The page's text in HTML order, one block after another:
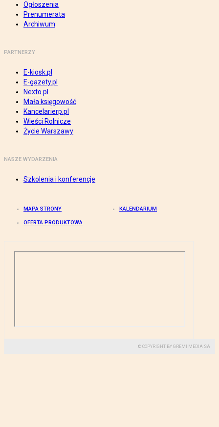
Ogłoszenia
Prenumerata
Archiwum
PARTNERZY
E-kiosk.pl
E-gazety.pl
Nexto.pl
Mała księgowość
Kancelarierp.pl
Wieści Rolnicze
Życie Warszawy
NASZE WYDARZENIA
Szkolenia i konferencje
MAPA STRONY KALENDARIUM
OFERTA PRODUKTOWA
© COPYRIGHT BY GREMI MEDIA SA